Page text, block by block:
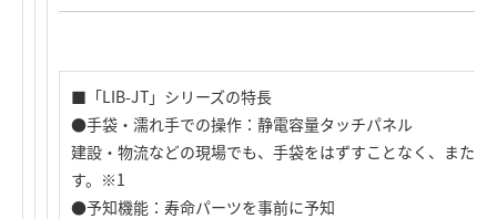
■「LIB-JT」シリーズの特長
●手袋・濡れ手での操作：静電容量タッチパネル
建設・物流などの現場でも、手袋をはずすことなく、また
す。※1
●予知機能：寿命パーツを事前に予知